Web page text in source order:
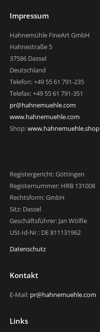
Impressum
Hahnemühle FineArt GmbH
Hahnestraße 5
37586 Dassel
Deutschland
Telefon: +49 55 61 791-235
Telefax: +49 55 61 791-351
pr@hahnemuehle.com
www.hahnemuehle.com
Shop:www.hahnemuehle.shop
Registergericht: Göttingen
Registernummer: HRB 131008
Rechtsform: GmbH
Sitz: Dassel
Geschäftsführer: Jan Wölfle
USt-Id-Nr.: DE 811131962
Datenschutz
Kontakt
E-Mail: pr@hahnemuehle.com
Links